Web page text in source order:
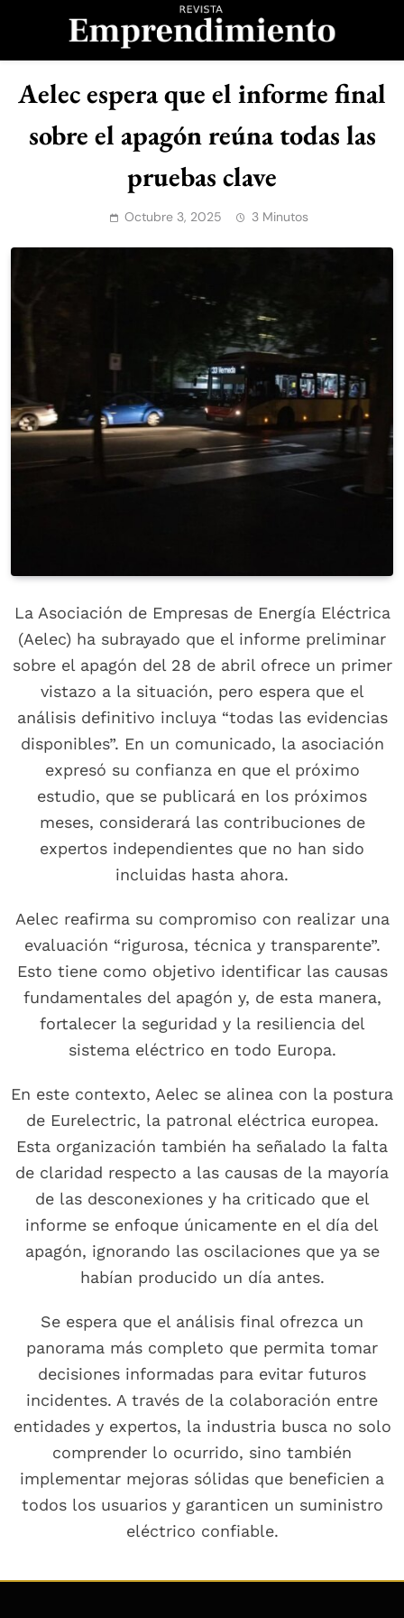
Revista
Emprendimiento
Aelec espera que el informe final
sobre el apagón reúna todas las
pruebas clave
Octubre 3, 2025 3 Minutos
La Asociación de Empresas de Energía Eléctrica
(Aelec) ha subrayado que el informe preliminar
sobre el apagón del 28 de abril ofrece un primer
vistazo a la situación, pero espera que el
análisis definitivo incluya “todas las evidencias
disponibles”. En un comunicado, la asociación
expresó su confianza en que el próximo
estudio, que se publicará en los próximos
meses, considerará las contribuciones de
expertos independientes que no han sido
incluidas hasta ahora.
Aelec reafirma su compromiso con realizar una
evaluación “rigurosa, técnica y transparente”.
Esto tiene como objetivo identificar las causas
fundamentales del apagón y, de esta manera,
fortalecer la seguridad y la resiliencia del
sistema eléctrico en todo Europa.
En este contexto, Aelec se alinea con la postura
de Eurelectric, la patronal eléctrica europea.
Esta organización también ha señalado la falta
de claridad respecto a las causas de la mayoría
de las desconexiones y ha criticado que el
informe se enfoque únicamente en el día del
apagón, ignorando las oscilaciones que ya se
habían producido un día antes.
Se espera que el análisis final ofrezca un
panorama más completo que permita tomar
decisiones informadas para evitar futuros
incidentes. A través de la colaboración entre
entidades y expertos, la industria busca no solo
comprender lo ocurrido, sino también
implementar mejoras sólidas que beneficien a
todos los usuarios y garanticen un suministro
eléctrico confiable.